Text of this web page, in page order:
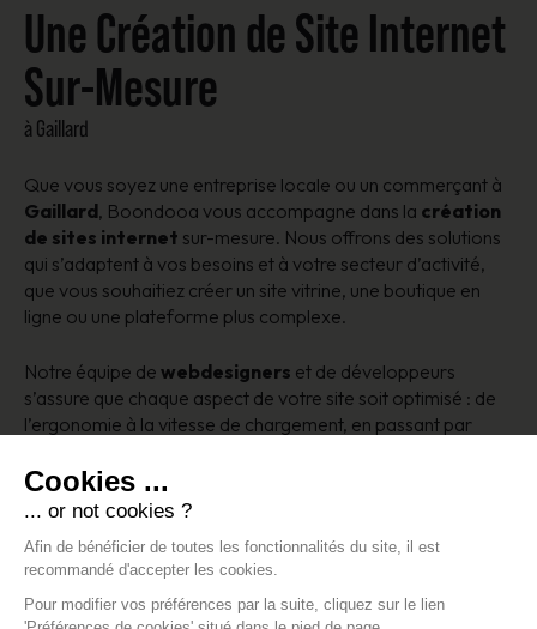
Cookies ...
... or not cookies ?
Afin de bénéficier de toutes les fonctionnalités du site, il est
recommandé d'accepter les cookies.
Pour modifier vos préférences par la suite, cliquez sur le lien
Une Création de Site Internet
Sur-Mesure
à Gaillard
Que vous soyez une entreprise locale ou un commerçant à
Gaillard, Boondooa vous accompagne dans la création
de sites internet sur-mesure. Nous offrons des solutions
qui s’adaptent à vos besoins et à votre secteur d’activité,
que vous souhaitiez créer un site vitrine, une boutique en
ligne ou une plateforme plus complexe.
Notre équipe de webdesigners et de développeurs
s’assure que chaque aspect de votre site soit optimisé : de
l’ergonomie à la vitesse de chargement, en passant par
veillons à ce que votre site soit aussi performant que beau,
pour vous offrir une véritable visibilité en ligne.
Nous contacter